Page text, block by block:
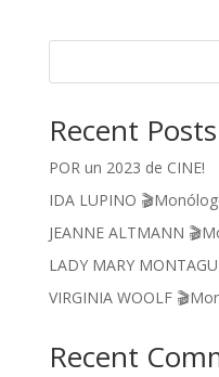
Recent Posts
POR un 2023 de CINE!
IDA LUPINO
JEANNE ALTMANN
LADY MARY
VIRGINIA WOOLF
Recent